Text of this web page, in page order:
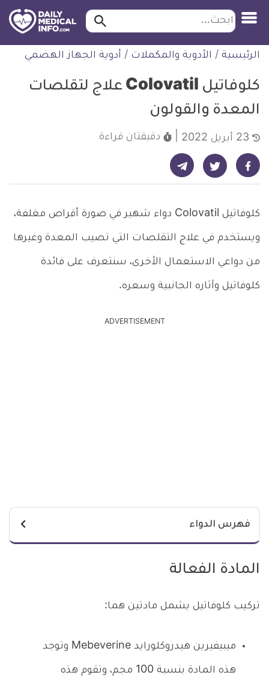
التخطي
للمحتوى
طبية
ابحث ابحث…
الرئيسية / الأدوية والمكملات / أدوية الجهاز الهضمي
كلوفاتيل Colovatil علاج لتقلصات
المعدة والقولون
دقيقتان قراءة
شارك على فيسبوك - ديلي ميديكال انفو شارك على تويتر - ديلي ميديكال انفو شارك على تيليجرام - ديلي ميديكال انفو
كلوفاتيل Colovatil دواء شهير في صورة أقراص مغلفة،
ويستخدم في علاج التقلصات التي تصيب المعدة وغيرها
من دواعي الاستعمال الأخرى، سنتعرف على فائدة
كلوفاتيل وآثاره الجانبية وسعره.
ADVERTISEMENT
فهرس الدواء
المادة الفعالة
تركيب كلوفاتيل يشمل مادتين هما:
ميبيفيرين هيدروكلورايد Mebeverine وتوجد
هذه المادة بنسبة 100 مجم، وتقوم هذه